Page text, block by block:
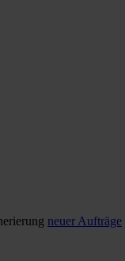
neuer Aufträge